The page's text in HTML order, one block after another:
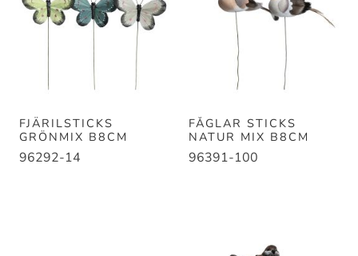
FJÄRILSTICKS
GRÖNMIX B8CM
96292-14
FÅGLAR STICKS
NATUR MIX B8CM
96391-100